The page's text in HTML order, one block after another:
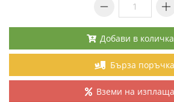
Добави в
Бърза поръчка
Вземи на